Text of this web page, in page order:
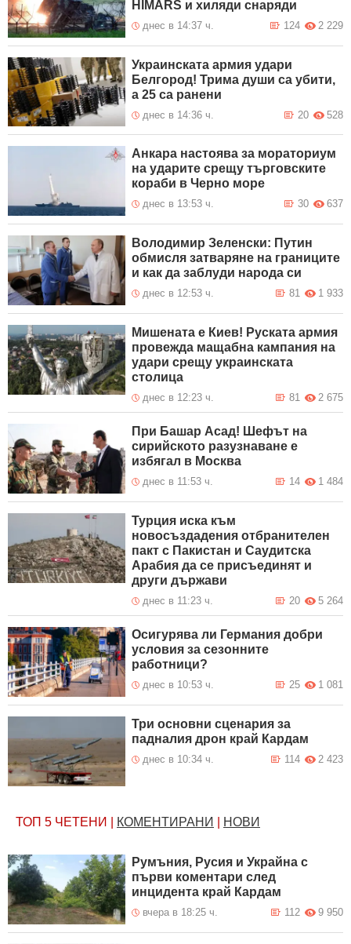
HIMARS и хиляди снаряди
днес в 14:37 ч. 2 229
124
Украинската армия удари
Белгород! Трима души са убити,
а 25 са ранени
днес в 14:36 ч. 528
20
Анкара настоява за мораториум
на ударите срещу търговските
кораби в Черно море
днес в 13:53 ч. 637
30
Володимир Зеленски: Путин
обмисля затваряне на границите
и как да заблуди народа си
днес в 12:53 ч. 1 933
81
Мишената е Киев! Руската армия
провежда мащабна кампания на
удари срещу украинската
столица
днес в 12:23 ч. 2 675
81
При Башар Асад! Шефът на
сирийското разузнаване е
избягал в Москва
днес в 11:53 ч. 1 484
14
Турция иска към
новосъздадения отбранителен
пакт с Пакистан и Саудитска
Арабия да се присъединят и
други държави
днес в 11:23 ч. 5 264
20
Осигурява ли Германия добри
условия за сезонните
работници?
днес в 10:53 ч. 1 081
25
Три основни сценария за
падналия дрон край Кардам
днес в 10:34 ч. 2 423
114
ТОП 5 ЧЕТЕНИ КОМЕНТИРАНИ НОВИ
Румъния, Русия и Украйна с
първи коментари след
инцидента край Кардам
вчера в 18:25 ч. 9 950
112